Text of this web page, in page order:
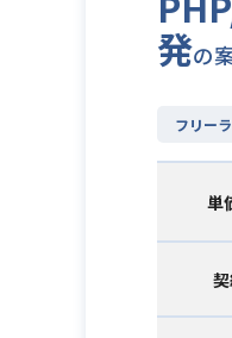
発の
フリー
単